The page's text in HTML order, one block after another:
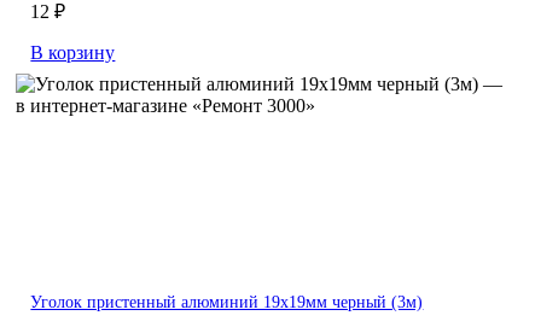
12 ₽
В корзину
Уголок пристенный алюминий 19х19мм черный (3м)